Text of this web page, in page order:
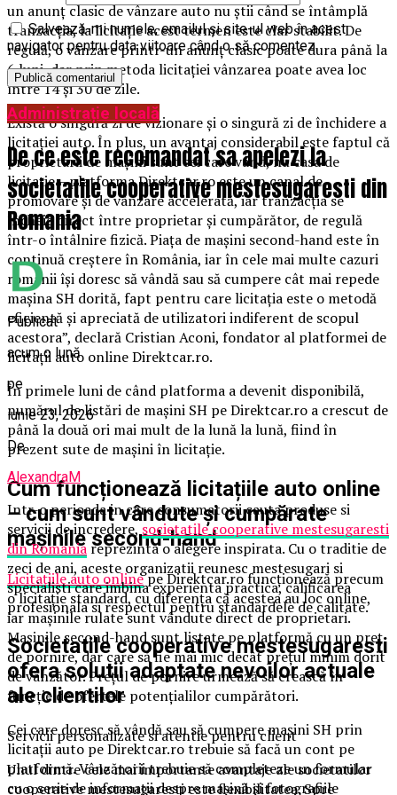
un anunț clasic de vânzare auto nu știi când se întâmplă
tranzacția, la licitație acest termen este clar stabilit. De
regulă, o vânzare printr-un anunț clasic poate dura până la
6 luni, dar prin metoda licitației vânzarea poate avea loc
între 14 și 30 de zile.
Există o singură zi de vizionare și o singură zi de închidere a
licitației auto. În plus, un avantaj considerabil este faptul că
proprietarii de mașini sunt cei care vând, nu casa de
licitație – platforma Direktcar.ro este un canal de
promovare și de vânzare accelerată, iar tranzacția se
încheie direct între proprietar și cumpărător, de regulă
într-o întâlnire fizică. Piața de mașini second-hand este în
continuă creștere în România, iar în cele mai multe cazuri
românii își doresc să vândă sau să cumpere cât mai repede
mașina SH dorită, fapt pentru care licitația este o metodă
eficientă și apreciată de utilizatori indiferent de scopul
acestora”, declară Cristian Aconi, fondator al platformei de
licitații auto online Direktcar.ro.
În primele luni de când platforma a devenit disponibilă,
numărul de listări de mașini SH pe Direktcar.ro a crescut de
până la două ori mai mult de la lună la lună, fiind în
prezent sute de mașini în licitație.
Cum funcționează licitațiile auto online
–cum sunt vândute și cumpărate
mașinile second-hand
Licitațiile auto onlinepe Direktcar.ro funcționează precum
o licitație standard, cu diferența că acestea au loc online,
iar mașinile rulate sunt vândute direct de proprietari.
Mașinile second-hand sunt listate pe platformă cu un preț
de pornire, dar care să fie mai mic decât prețul minim dorit
de vânzător. Prețul de pornire urmează să crească în
funcție de ofertele potențialilor cumpărători.
Cei care doresc să vândă sau să cumpere mașini SH prin
licitații auto pe Direktcar.ro trebuie să facă un cont pe
platformă. Vânzătorii trebuie să completeze un formular
cu o serie de informații despre mașină și fotografiile
Salvează-mi numele, emailul și site-ul web în acest
navigator pentru data viitoare când o să comentez.
Administrație locală
De ce este recomandat sa apelezi la
societatile cooperative mestesugaresti din
Romania
Publicat
acum o lună
pe
iunie 23, 2026
De
AlexandraM
Intr-o perioada in care consumatorii cauta produse si
servicii de incredere, societatile cooperative mestesugaresti
din Romania reprezinta o alegere inspirata. Cu o traditie de
zeci de ani, aceste organizatii reunesc mestesugari si
specialisti care imbina experienta practica, calificarea
profesionala si respectul pentru standardele de calitate.
Societatile cooperative mestesugaresti
ofera solutii adaptate nevoilor actuale
ale clientilor
Servicii personalizate si atentie pentru client
Unul dintre cele mai importante avantaje ale societatilor
cooperative mestesugaresti este flexibilitatea. Spre